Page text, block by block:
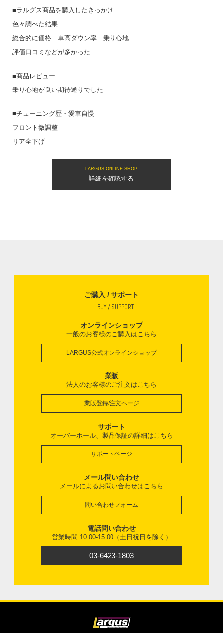
■ラルグス商品を購入したきっかけ
色々調べた結果
総合的に価格 車高ダウン率 乗り心地
評価口コミなどが多かった
■商品レビュー
乗り心地が良い期待通りでした
■チューニング歴・愛車自慢
フロント微調整
リア全下げ
LARGUS ONLINE SHOP
詳細を確認する
ご購入 / サポート
BUY / SUPPORT
オンラインショップ
一般のお客様のご購入はこちら
LARGUS公式オンラインショップ
業販
法人のお客様のご注文はこちら
業販登録/注文ページ
サポート
オーバーホール、製品保証の詳細はこちら
サポートページ
メール問い合わせ
メールによるお問い合わせはこちら
問い合わせフォーム
電話問い合わせ
営業時間:10:00-15:00（土日祝日を除く）
03-6423-1803